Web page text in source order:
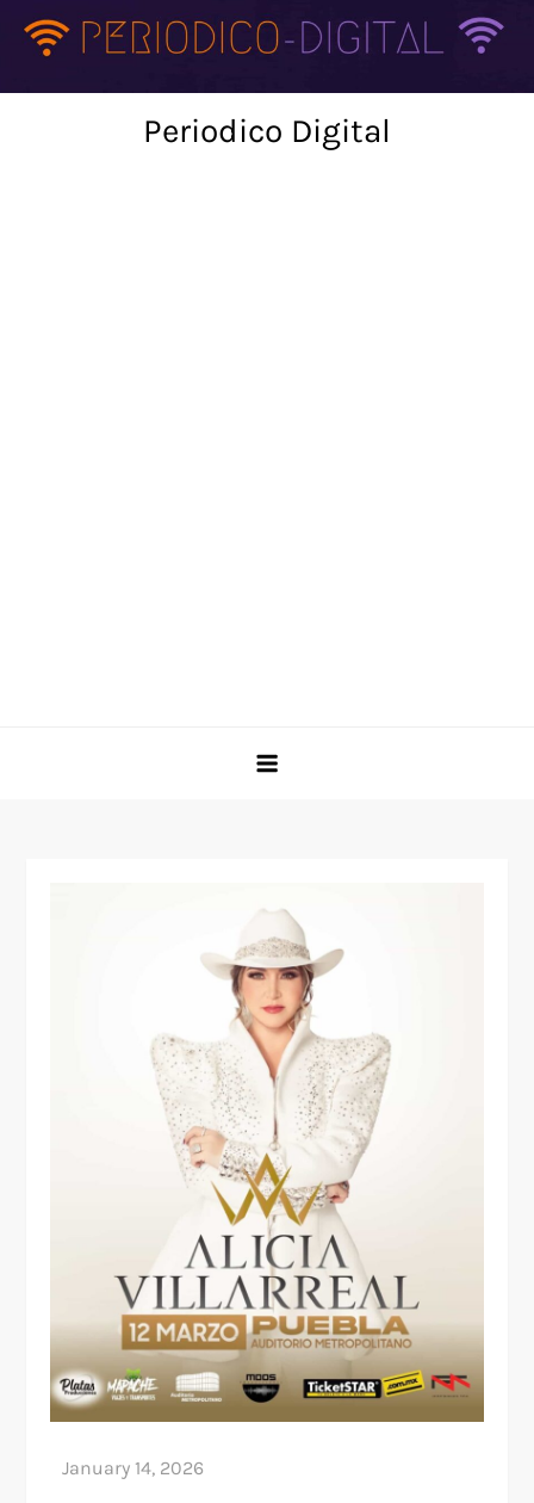
Skip
Periodico Digital